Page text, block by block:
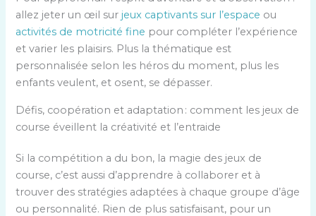
allez jeter un œil sur jeux captivants sur l’espace ou
activités de motricité fine pour compléter l’expérience
et varier les plaisirs. Plus la thématique est
personnalisée selon les héros du moment, plus les
enfants veulent, et osent, se dépasser.
Défis, coopération et adaptation : comment les jeux de
course éveillent la créativité et l’entraide
Si la compétition a du bon, la magie des jeux de
course, c’est aussi d’apprendre à collaborer et à
trouver des stratégies adaptées à chaque groupe d’âge
ou personnalité. Rien de plus satisfaisant, pour un